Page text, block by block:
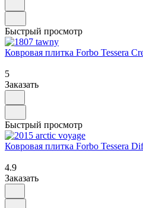
Быстрый просмотр
Ковровая плитка Forbo Tessera
5
Заказать
Быстрый просмотр
Ковровая плитка Forbo Tessera
4.9
Заказать